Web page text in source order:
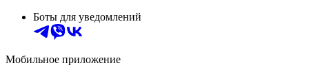
Боты для уведомлений
Мобильное приложение